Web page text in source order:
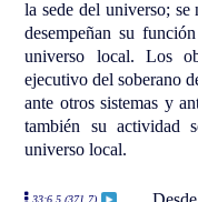
la sede del universo;
desempeñan su
universo local. Los
ejecutivo del soberano
ante otros sistemas y
también su actividad
universo local.
33:6.5 (371.7)